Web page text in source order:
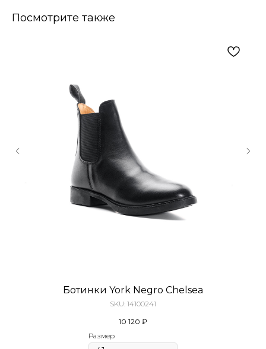
Посмотрите также
Ботинки York Negro Chelsea
SKU: 14100241
10 120 ₽
Размер